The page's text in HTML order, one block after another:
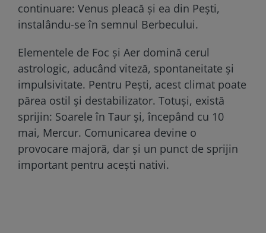
continuare: Venus pleacă și ea din Pești,
instalându-se în semnul Berbecului.
Elementele de Foc și Aer domină cerul
astrologic, aducând viteză, spontaneitate și
impulsivitate. Pentru Pești, acest climat poate
părea ostil și destabilizator. Totuși, există
sprijin: Soarele în Taur și, începând cu 10
mai, Mercur. Comunicarea devine o
provocare majoră, dar și un punct de sprijin
important pentru acești nativi.